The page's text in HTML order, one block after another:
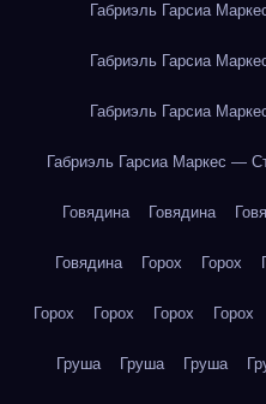
Габриэль Гарсиа
Габриэль Гарсиа
Габриэль Гарсиа
Габриэль Гарсиа Маркес —
Говядина Говядина
Говядина Горох Горох
Горох Горох Горох Горох
Груша Груша Груша